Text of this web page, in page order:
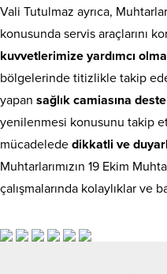
Vali Tutulmaz ayrıca,
konusunda servis araçlarını
kuvvetlerimize yardımcı
bölgelerinde titizlikle takip
yapan sağlık camiasına
yenilenmesi konusunu takip
mücadelede dikkatli ve
Muhtarlarımızın 19 Ekim
çalışmalarında kolaylıklar ve